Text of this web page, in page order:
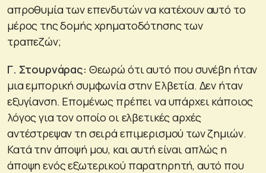
απροθυμία των επενδυτών να κατέχουν αυτό το
μέρος της δομής χρηματοδότησης των
τραπεζών;
Γ. Στουρνάρας: Θεωρώ ότι αυτό που συνέβη ήταν
μια εμπορική συμφωνία στην Ελβετία. Δεν ήταν
εξυγίανση. Επομένως πρέπει να υπάρχει κάποιος
λόγος για τον οποίο οι ελβετικές αρχές
αντέστρεψαν τη σειρά επιμερισμού των ζημιών.
Κατά την άποψή μου, και αυτή είναι απλώς η
άποψη ενός εξωτερικού παρατηρητή, αυτό που